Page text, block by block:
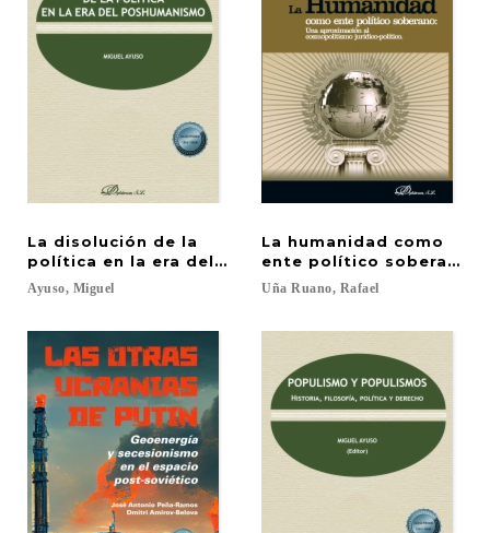
La disolución de la
política en la era del poshumanismo
Ayuso, Miguel
La humanidad como
ente político soberano:
Uña Ruano, Rafael